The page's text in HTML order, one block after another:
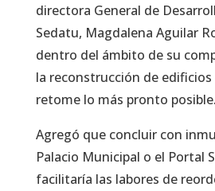
directora General de
Sedatu, Magdalena Aguilar
dentro del ámbito de su
la reconstrucción de
retome lo más pronto posible.
Agregó que concluir con
Palacio Municipal o el Portal
facilitaría las labores de